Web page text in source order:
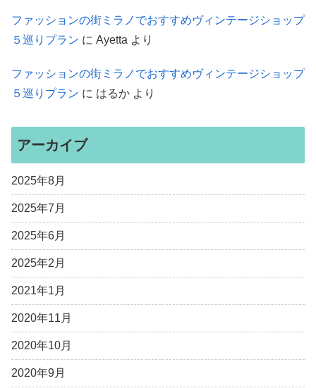
ファッションの街ミラノでおすすめヴィンテージショップ
５巡りプラン に Ayetta より
ファッションの街ミラノでおすすめヴィンテージショップ
５巡りプラン に はるか より
アーカイブ
2025年8月
2025年7月
2025年6月
2025年2月
2021年1月
2020年11月
2020年10月
2020年9月